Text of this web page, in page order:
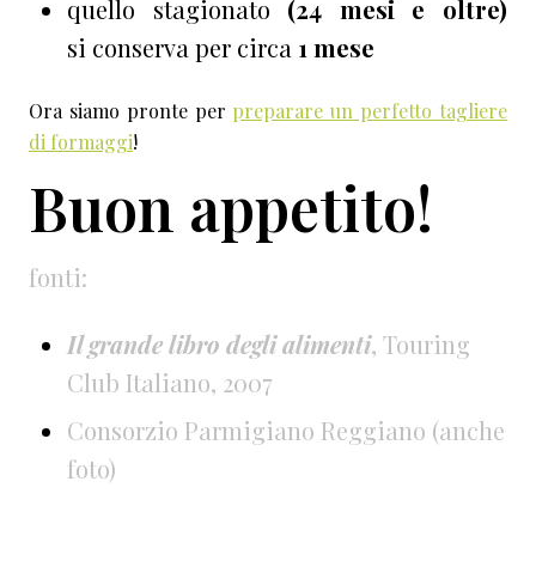
quello stagionato (24 mesi e oltre)
si conserva per circa 1 mese
Ora siamo pronte per preparare un perfetto tagliere
di formaggi!
Buon appetito!
fonti:
Il grande libro degli alimenti, Touring
Club Italiano, 2007
Consorzio Parmigiano Reggiano (anche
foto)